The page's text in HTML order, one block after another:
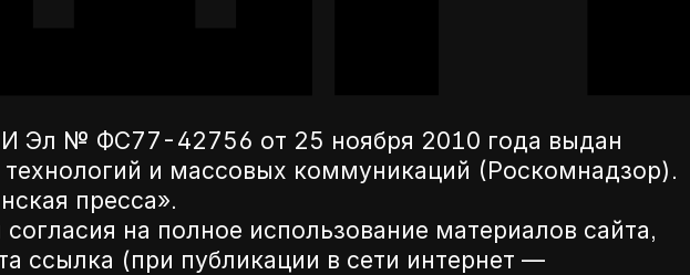
Эл № ФС77-42756 от 25 ноября 2010 года выдан
и массовых коммуникаций (Роскомнадзор).
пресса».
на полное использование материалов сайта,
ссылка (при публикации в сети интернет —